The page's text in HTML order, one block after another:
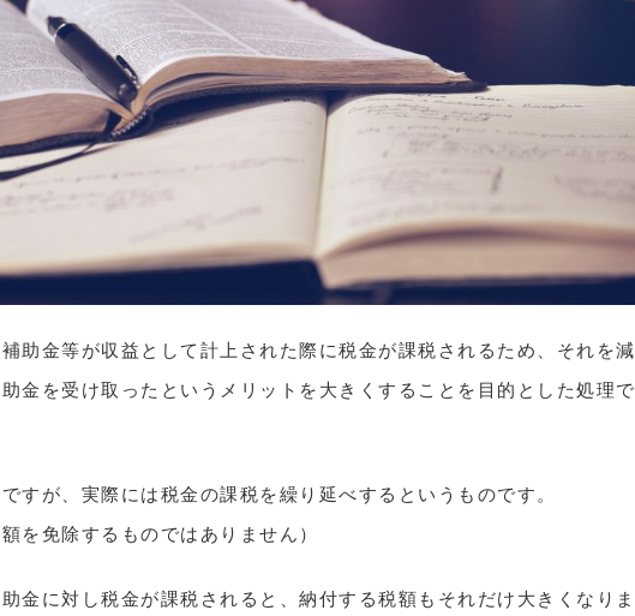
助金等が収益として計上された際に税金が課税されるため、それを減
金を受け取ったというメリットを大きくすることを目的とした処理で
すが、実際には税金の課税を繰り延べするというものです。
額を免除するものではありません）
金に対し税金が課税されると、納付する税額もそれだけ大きくなりま